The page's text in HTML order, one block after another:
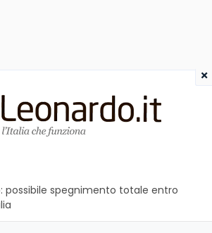
possibile spegnimento totale entro
×